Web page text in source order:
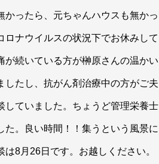
ったら、元ちゃんハウスも無かっ
ナウイルスの状況下でお休みして
続いている方が榊原さんの温かい
たし、抗がん剤治療中の方がご夫
していました。ちょうど管理栄養士
た。良い時間！！集うという風景に
8月26日です。お越しください。